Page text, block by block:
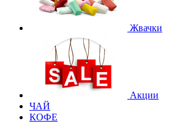
Жвачки
Акции
ЧАЙ
КОФЕ